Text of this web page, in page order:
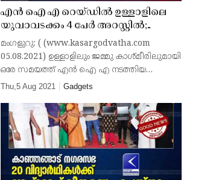
എന്‍ ഐ എ റെയ്ഡില്‍ ഉള്ളാളിലെ
യുവാവടക്കം 4 പേര്‍ അറസ്റ്റില്‍;
ഹാര്‍ഡ് ഡിസ്‌ക് ഉള്‍പെടെയുള്ളവ
പിടിച്ചെടുത്തതായി ഉദ്യോഗസ്ഥര്‍
മംഗളുറു: ( (www.kasargodvatha.com
05.08.2021) ഉള്ളാളിലും ജമ്മു കാശ്മീരിലുമായി
ഒരേ സമയത്ത് എൻ ഐ എ നടത്തിയ
റെയ്‌ഡിൽ നാല് പേർ അറസ്റ്റിലായി. റിയൽ
എം ബാശയുട
Thu,5 Aug 2021 Gadgets